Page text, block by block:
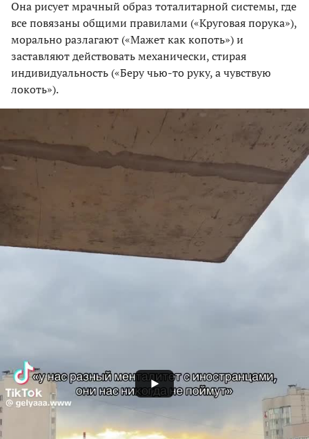
Она рисует мрачный образ тоталитарной системы, где
все повязаны общими правилами («Круговая порука»),
морально разлагают («Мажет как копоть») и
заставляют действовать механически, стирая
индивидуальность («Беру чью-то руку, а чувствую
локоть»).